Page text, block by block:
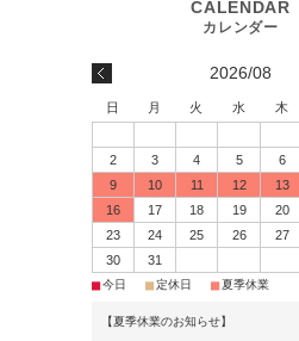
2026/08
日 月 火 水 木
2
3 4 5 6
9
10 11 12 13
16
17 18 19 20
23
24 25 26 27
30
31
■今日 ■定休日 ■夏季休業
【夏季休業のお知らせ】